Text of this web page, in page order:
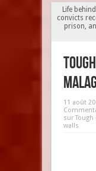
Life
convicts
prison,
11 août
sur
walls